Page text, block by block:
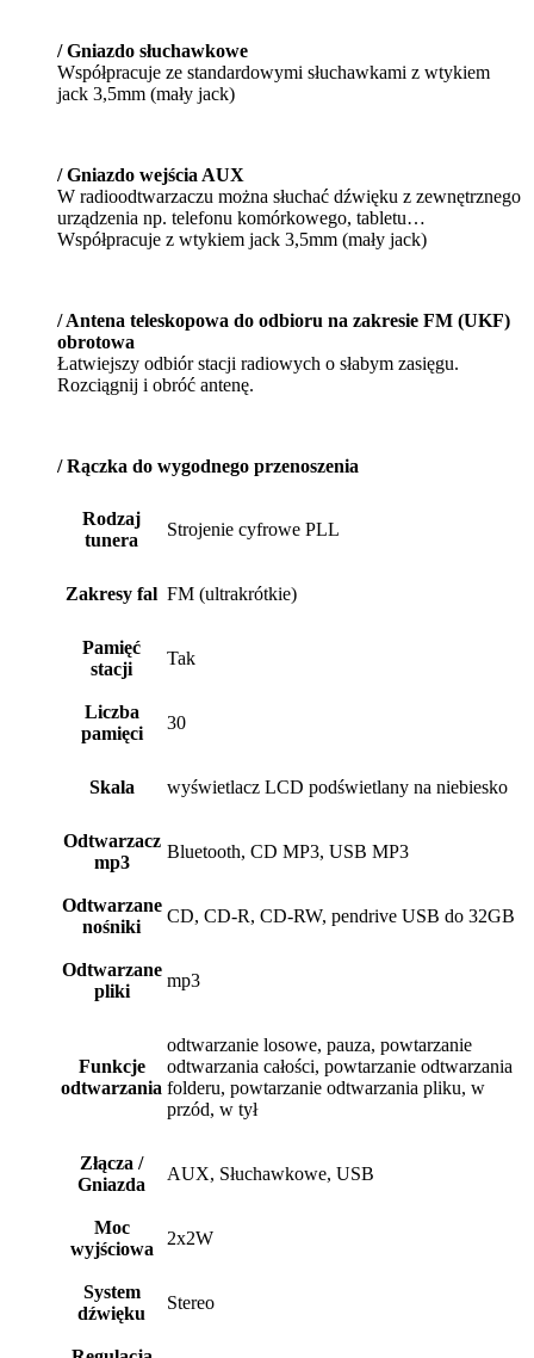
/ Gniazdo słuchawkowe
Współpracuje ze standardowymi słuchawkami z wtykiem
jack 3,5mm (mały jack)
/ Gniazdo wejścia AUX
W radioodtwarzaczu można słuchać dźwięku z zewnętrznego
urządzenia np. telefonu komórkowego, tabletu…
Współpracuje z wtykiem jack 3,5mm (mały jack)
/ Antena teleskopowa do odbioru na zakresie FM (UKF)
obrotowa
Łatwiejszy odbiór stacji radiowych o słabym zasięgu.
Rozciągnij i obróć antenę.
/ Rączka do wygodnego przenoszenia
Rodzaj
tunera
Strojenie cyfrowe PLL
Zakresy fal FM (ultrakrótkie)
Pamięć
stacji
Tak
Liczba
pamięci
30
Skala wyświetlacz LCD podświetlany na niebiesko
Odtwarzacz
mp3
Bluetooth, CD MP3, USB MP3
Odtwarzane
nośniki
CD, CD-R, CD-RW, pendrive USB do 32GB
Odtwarzane
pliki
mp3
Funkcje
odtwarzania
odtwarzanie losowe, pauza, powtarzanie
odtwarzania całości, powtarzanie odtwarzania
folderu, powtarzanie odtwarzania pliku, w
przód, w tył
Złącza /
Gniazda
AUX, Słuchawkowe, USB
Moc
wyjściowa
2x2W
System
dźwięku
Stereo